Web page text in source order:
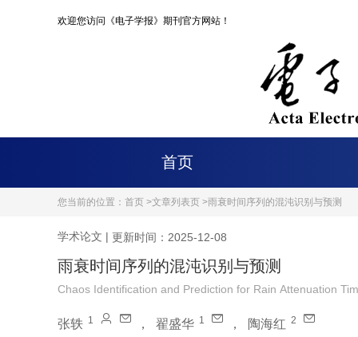
欢迎您访问《电子学报》期刊官方网站！
首页
您当前的位置： 首页 >文章列表页 >雨衰时间序列的混沌识别与预测
学术论文 | 更新时间：2025-12-08
雨衰时间序列的混沌识别与预测
Chaos Identification and Prediction for Rain Attenuation
张轶 1 ， 翟盛华 1 ， 陶海红 2